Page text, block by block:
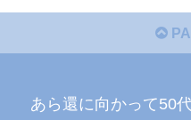
あら還に向かって50